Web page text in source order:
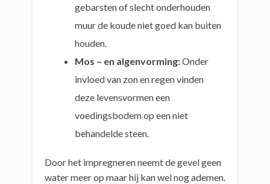
gebarsten of slecht onderhouden
muur de koude niet goed kan buiten
houden.
Mos – en algenvorming:Onder
invloed van zon en regen vinden
deze levensvormen een
voedingsbodem op een niet
behandelde steen.
Door het impregneren neemt de gevel geen
water meer op maar hij kan wel nog ademen.